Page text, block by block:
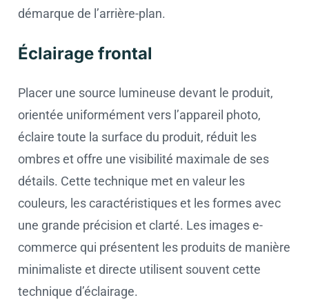
démarque de l’arrière-plan.
Éclairage frontal
Placer une source lumineuse devant le produit,
orientée uniformément vers l’appareil photo,
éclaire toute la surface du produit, réduit les
ombres et offre une visibilité maximale de ses
détails. Cette technique met en valeur les
couleurs, les caractéristiques et les formes avec
une grande précision et clarté. Les images e-
commerce qui présentent les produits de manière
minimaliste et directe utilisent souvent cette
technique d’éclairage.